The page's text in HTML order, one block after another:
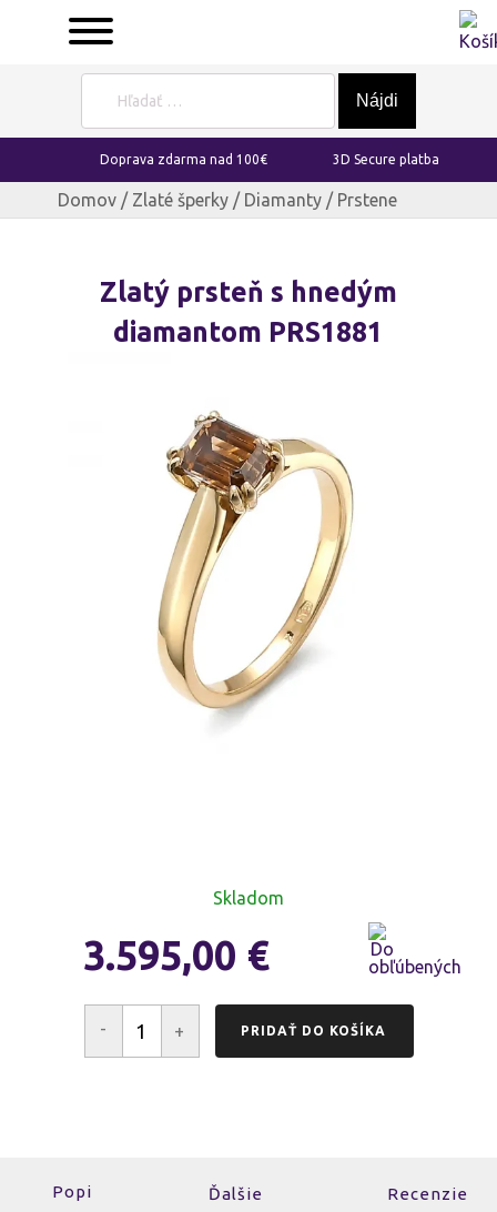
Doprava zdarma nad 100€ 3D Secure platba
Domov / Zlaté šperky / Diamanty / Prstene
Zlatý prsteň s hnedým
diamantom PRS1881
Skladom
3.595,00 €
- + PRIDAŤ DO KOŠÍKA
Popi
Ďalšie
Recenzie